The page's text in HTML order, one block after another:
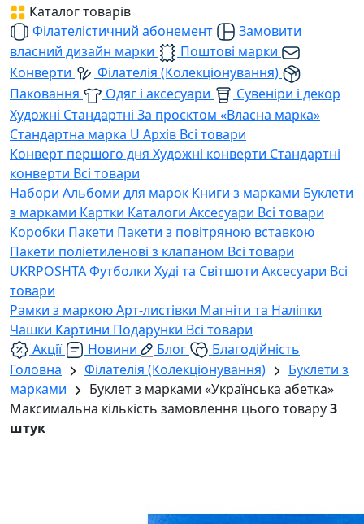
Каталог товарів
Філателістичний абонемент
Замовити
власний дизайн марки
Поштові марки
Конверти
Філателія (Колекціонування)
Паковання
Одяг і аксесуари
Сувеніри і декор
Художні Стандартні За проєктом «Власна марка»
Стандартна марка U Архів Всі товари
Конверт першого дня Художні конверти Стандартні
конверти Всі товари
Набори Альбоми для марок Книги з марками Буклети
з марками Картки Каталоги Аксесуари Всі товари
Коробки Пакети Пакети з повітряною вставкою
Пакети поліетиленові з клапаном Всі товари
UKRPOSHTAФутболки Худі та Світшоти Аксесуари Всі
товари
Рамки з маркоюАрт-листівки Магніти та Наліпки
Чашки Картини Подарунки Всі товари
Акції
Новини Блог
Благодійність
Головна
Філателія (Колекціонування)
Буклети з
марками
Буклет з марками «Українська абетка»
Максимальна кількість замовлення цього товару3
штук